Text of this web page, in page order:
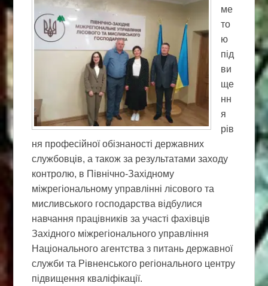
ме
то
ю
під
ви
ще
нн
я
рів
ня професійної обізнаності державних
службовців, а також за результатами заходу
контролю, в Північно-Західному
міжрегіональному управлінні лісового та
мисливського господарства відбулися
навчання працівників за участі фахівців
Західного міжрегіонального управління
Національного агентства з питань державної
служби та Рівненського регіонального центру
підвищення кваліфікації.